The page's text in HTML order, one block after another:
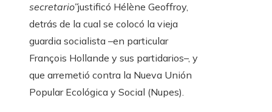
secretario”justificó Hélène Geoffroy,
detrás de la cual se colocó la vieja
guardia socialista –en particular
François Hollande y sus partidarios–, y
que arremetió contra la Nueva Unión
Popular Ecológica y Social (Nupes).